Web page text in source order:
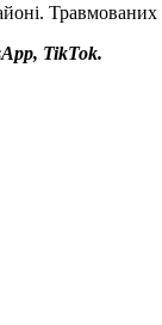
TikTok.